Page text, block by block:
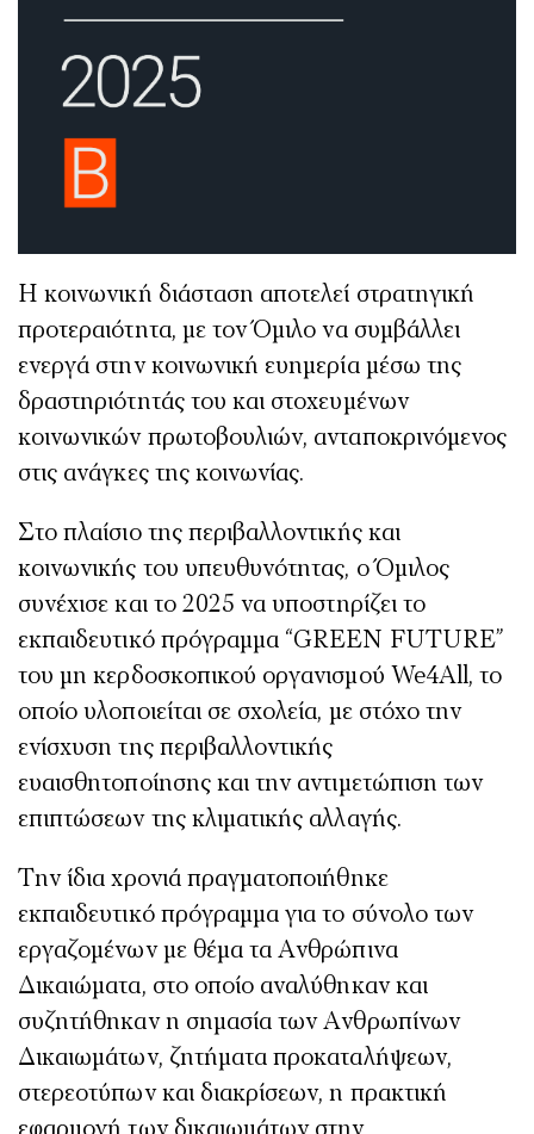
Η κοινωνική διάσταση αποτελεί στρατηγική
προτεραιότητα, με τον Όμιλο να συμβάλλει
ενεργά στην κοινωνική ευημερία μέσω της
δραστηριότητάς του και στοχευμένων
κοινωνικών πρωτοβουλιών, ανταποκρινόμενος
στις ανάγκες της κοινωνίας.
Στο πλαίσιο της περιβαλλοντικής και
κοινωνικής του υπευθυνότητας, ο Όμιλος
συνέχισε και το 2025 να υποστηρίζει το
εκπαιδευτικό πρόγραμμα “GREEN FUTURE”
του μη κερδοσκοπικού οργανισμού We4All, το
οποίο υλοποιείται σε σχολεία, με στόχο την
ενίσχυση της περιβαλλοντικής
ευαισθητοποίησης και την αντιμετώπιση των
επιπτώσεων της κλιματικής αλλαγής.
Την ίδια χρονιά πραγματοποιήθηκε
εκπαιδευτικό πρόγραμμα για το σύνολο των
εργαζομένων με θέμα τα Ανθρώπινα
Δικαιώματα, στο οποίο αναλύθηκαν και
συζητήθηκαν η σημασία των Ανθρωπίνων
Δικαιωμάτων, ζητήματα προκαταλήψεων,
στερεοτύπων και διακρίσεων, η πρακτική